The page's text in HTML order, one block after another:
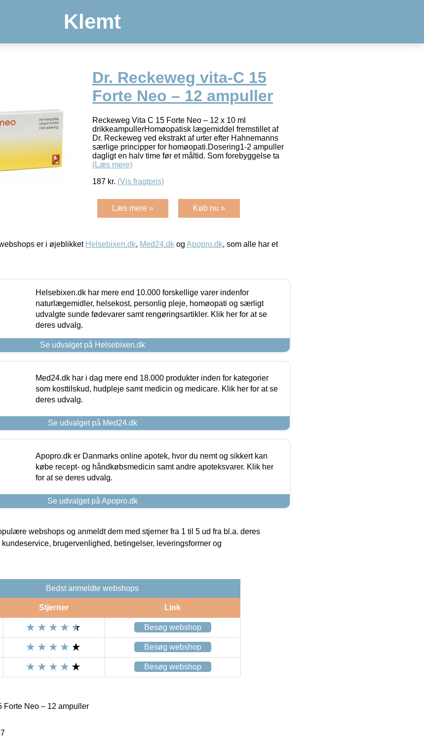
Klemt
Dr. Reckeweg vita-C 15
Forte Neo – 12 ampuller
Reckeweg Vita C 15 Forte Neo – 12 x 10 ml
drikkeampullerHomøopatisk lægemiddel fremstillet af
Dr. Reckeweg ved ekstrakt af urter efter Hahnemanns
særlige principper for homøopati.Dosering1-2 ampuller
dagligt en halv time før et måltid. Som forebyggelse ta
(Læs mere)
187 kr. (Vis fragtpris)
Læs mere » Køb nu »
er i øjeblikket Helsebixen.dk, Med24.dk og Apopro.dk, som alle har et
Helsebixen.dk har mere end 10.000 forskellige varer indenfor
naturlægemidler, helsekost, personlig pleje, homøopati og særligt
udvalgte sunde fødevarer samt rengøringsartikler. Klik her for at se
deres udvalg.
Se udvalget på Helsebixen.dk
Med24.dk har i dag mere end 18.000 produkter inden for kategorier
som kosttilskud, hudpleje samt medicin og medicare. Klik her for at se
deres udvalg.
Se udvalget på Med24.dk
Apopro.dk er Danmarks online apotek, hvor du nemt og sikkert kan
købe recept- og håndkøbsmedicin samt andre apoteksvarer. Klik her
for at se deres udvalg.
Se udvalget på Apopro.dk
webshops og anmeldt dem med stjerner fra 1 til 5 ud fra bl.a. deres
brugervenlighed, betingelser, leveringsformer og
Bedst anmeldte webshops
Stjerner Link
Besøg webshop
Besøg webshop
Besøg webshop
Forte Neo – 12 ampuller